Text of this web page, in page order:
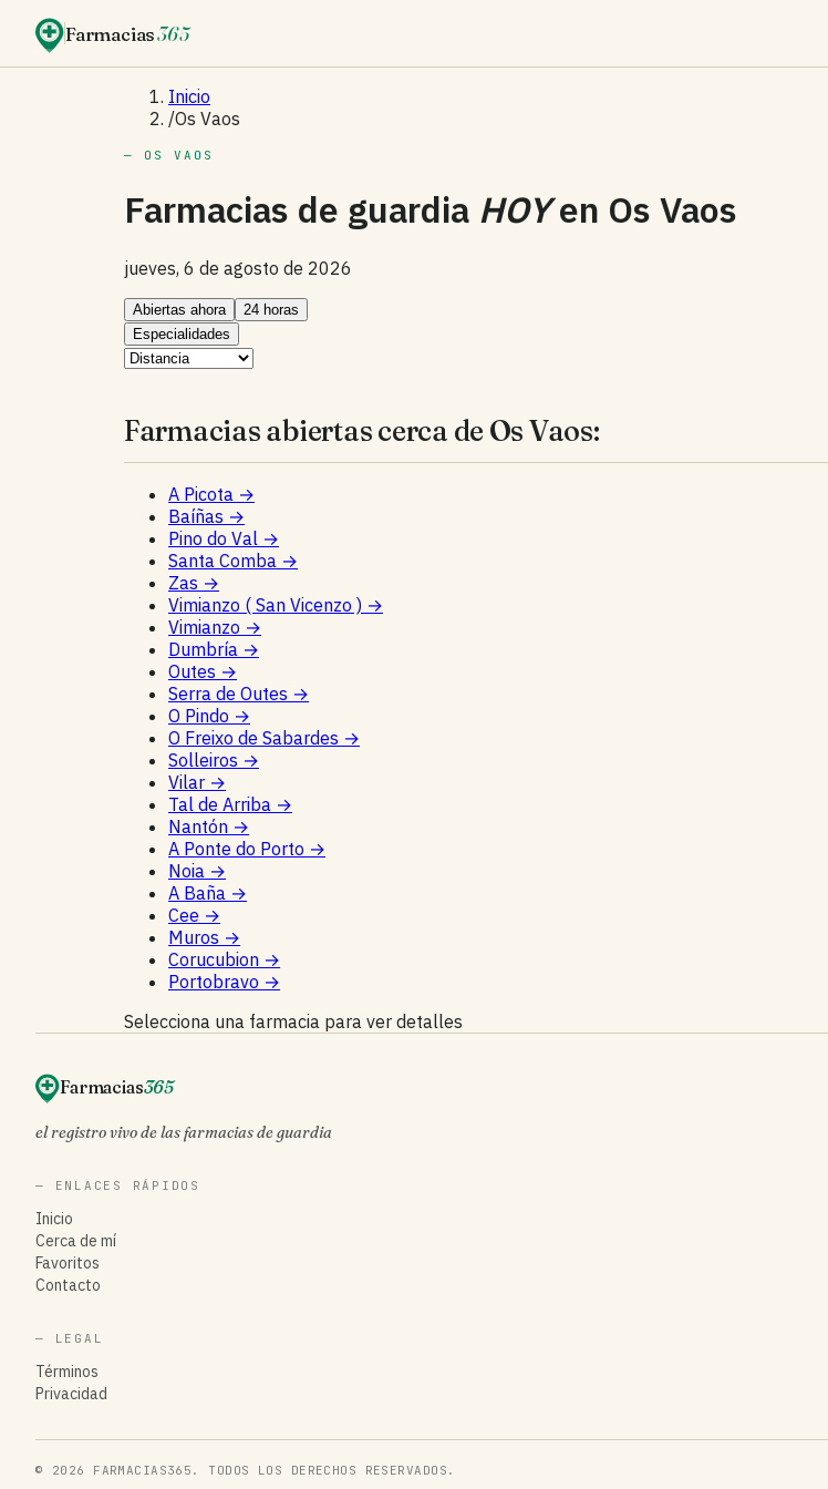
Farmacias365
Inicio
/Os Vaos
— OS VAOS
Farmacias de guardia HOYen Os Vaos
jueves, 6 de agosto de 2026
Abiertas ahora
24 horas
Especialidades
Farmacias abiertas cerca de Os Vaos:
A Picota →
Baíñas →
Pino do Val →
Santa Comba →
Zas →
Vimianzo ( San Vicenzo ) →
Vimianzo →
Dumbría →
Outes →
Serra de Outes →
O Pindo →
O Freixo de Sabardes →
Solleiros →
Vilar →
Tal de Arriba →
Nantón →
A Ponte do Porto →
Noia →
A Baña →
Cee →
Muros →
Corucubion →
Portobravo →
Selecciona una farmacia para ver detalles
Farmacias365
el registro vivo de las farmacias de guardia
— ENLACES RÁPIDOS
Inicio
Cerca de mí
Favoritos
Contacto
— LEGAL
Términos
Privacidad
© 2026 FARMACIAS365. TODOS LOS DERECHOS RESERVADOS.